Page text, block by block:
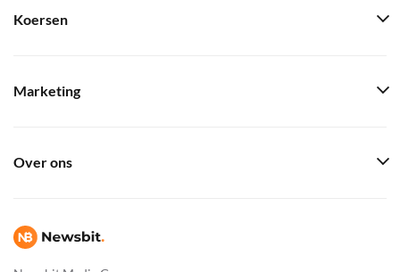
Koersen
Marketing
Over ons